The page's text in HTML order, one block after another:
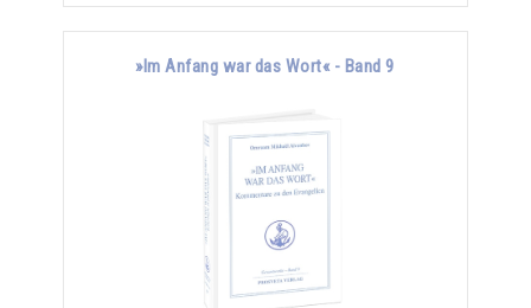
»Im Anfang war das Wort« - Band 9